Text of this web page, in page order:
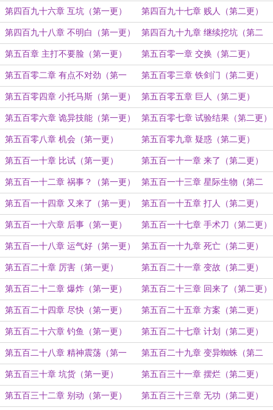
第四百九十六章 互坑（第一更） 第四百九十七章 贱人（第二更）
第四百九十八章 不明白（第一更） 第四百九十九章 继续挖坑（第二
更）
第五百章 主打不要脸（第一更） 第五百零一章 交换（第二更）
第五百零二章 有点不对劲（第一
更）
第五百零三章 铁剑门（第二更）
第五百零四章 小托马斯（第一更） 第五百零五章 巨人（第二更）
第五百零六章 诡异技能（第一更） 第五百零七章 试验结果（第二更）
第五百零八章 机会（第一更） 第五百零九章 疑惑（第二更）
第五百一十章 比试（第一更） 第五百一十一章 来了（第二更）
第五百一十二章 祸事？（第一更） 第五百一十三章 星际生物（第二
更）
第五百一十四章 又来了（第一更） 第五百一十五章 打人（第二更）
第五百一十六章 后事（第一更） 第五百一十七章 手术刀（第二更）
第五百一十八章 运气好（第一更） 第五百一十九章 死亡（第二更）
第五百二十章 厉害（第一更） 第五百二十一章 变故（第二更）
第五百二十二章 爆炸（第一更） 第五百二十三章 回来了（第二更）
第五百二十四章 尽快（第一更） 第五百二十五章 方案（第二更）
第五百二十六章 钓鱼（第一更） 第五百二十七章 计划（第二更）
第五百二十八章 精神震荡（第一
更）
第五百二十九章 变异蜘蛛（第二
更）
第五百三十章 坑货（第一更） 第五百三十一章 摆烂（第二更）
第五百三十二章 别动（第一更） 第五百三十三章 无功（第二更）